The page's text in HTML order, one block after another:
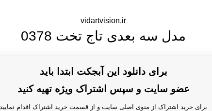
vidartvision.ir
مدل سه بعدی تاج تخت 0378
برای دانلود این آبجکت ابتدا باید
عضو سایت و سپس اشتراک ویژه تهیه کنید
برای خرید اشتراک از منوی اصلی سایت و از قسمت خرید اشتراک اقدام نمایید